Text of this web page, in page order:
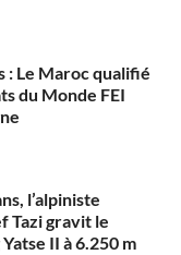
: Le Maroc qualifié
du Monde FEI
l’alpiniste
Tazi gravit le
II à 6.250 m